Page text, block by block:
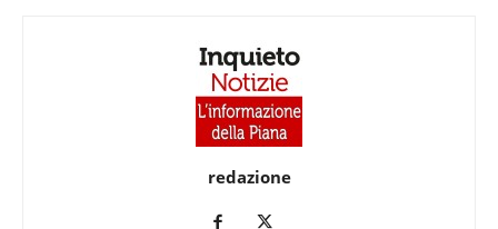
redazione